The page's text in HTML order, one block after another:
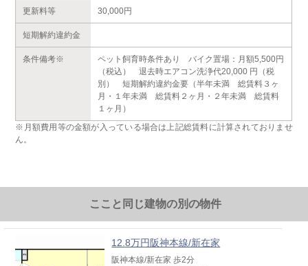
更新料等 30,000円
短期解約違約金
条件備考※
ペット飼育時条件あり バイク置場：月額5,500円
（税込） 退去時エアコン洗浄代20,000 円（税
別） 短期解約違約金要（半年未満 総賃料３ヶ
月・１年未満 総賃料２ヶ月・２年未満 総賃料
１ヶ月）
※月額費用等の金額が入っている場合は上記総賃料に計算されておりませ
ん。
ここと同じ建物の別の物件
12.8万円阪神本線/新在家
阪神本線/新在家 歩2分